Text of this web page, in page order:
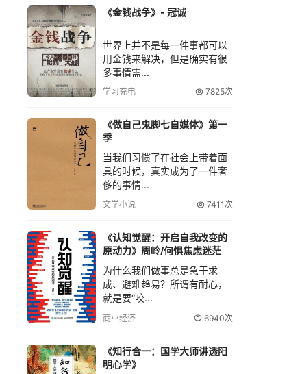
《金钱战争》- 冠诚
世界上并不是每一件事都可以
用金钱来解决，但是确实有很
多事情需...
学习充电 7825次
《做自己鬼脚七自媒体》第一
季
当我们习惯了在社会上带着面
具的时候，真实成为了一件奢
侈的事情...
文学小说 7411次
《认知觉醒：开启自我改变的
原动力》周岭/何惧焦虑迷茫
为什么我们做事总是急于求
成、避难趋易？所谓有耐心，
就是要“咬...
商业经济 6940次
《知行合一：国学大师讲透阳
明心学》